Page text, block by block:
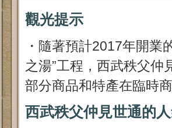
觀光提示
・隨著預計2017年開業
之湯”工程，西武秩父
部分商品和特產在臨時商
西武秩父仲見世通的